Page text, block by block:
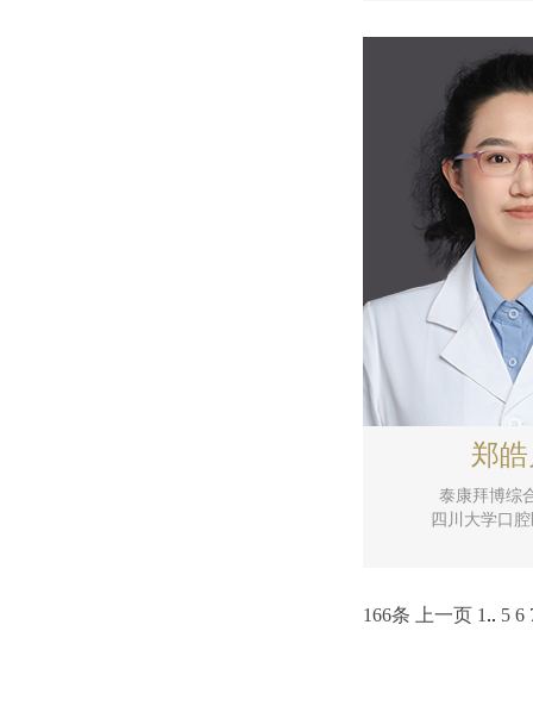
郑
泰康拜博综
四川大学口
166条 上一页 1 .. 5 6